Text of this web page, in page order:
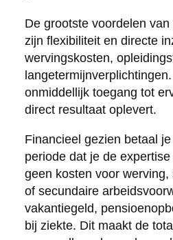
De grootste voordelen
zijn flexibiliteit en directe
wervingskosten,
onmiddellijk toegang tot
direct resultaat oplevert.
Financieel gezien betaal
periode dat je de
geen kosten voor
of secundaire
vakantiegeld,
bij ziekte. Dit maakt de